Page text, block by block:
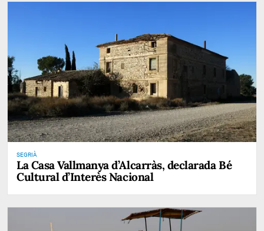
SEGRIÀ
La Casa Vallmanya d’Alcarràs, declarada Bé
Cultural d’Interès Nacional